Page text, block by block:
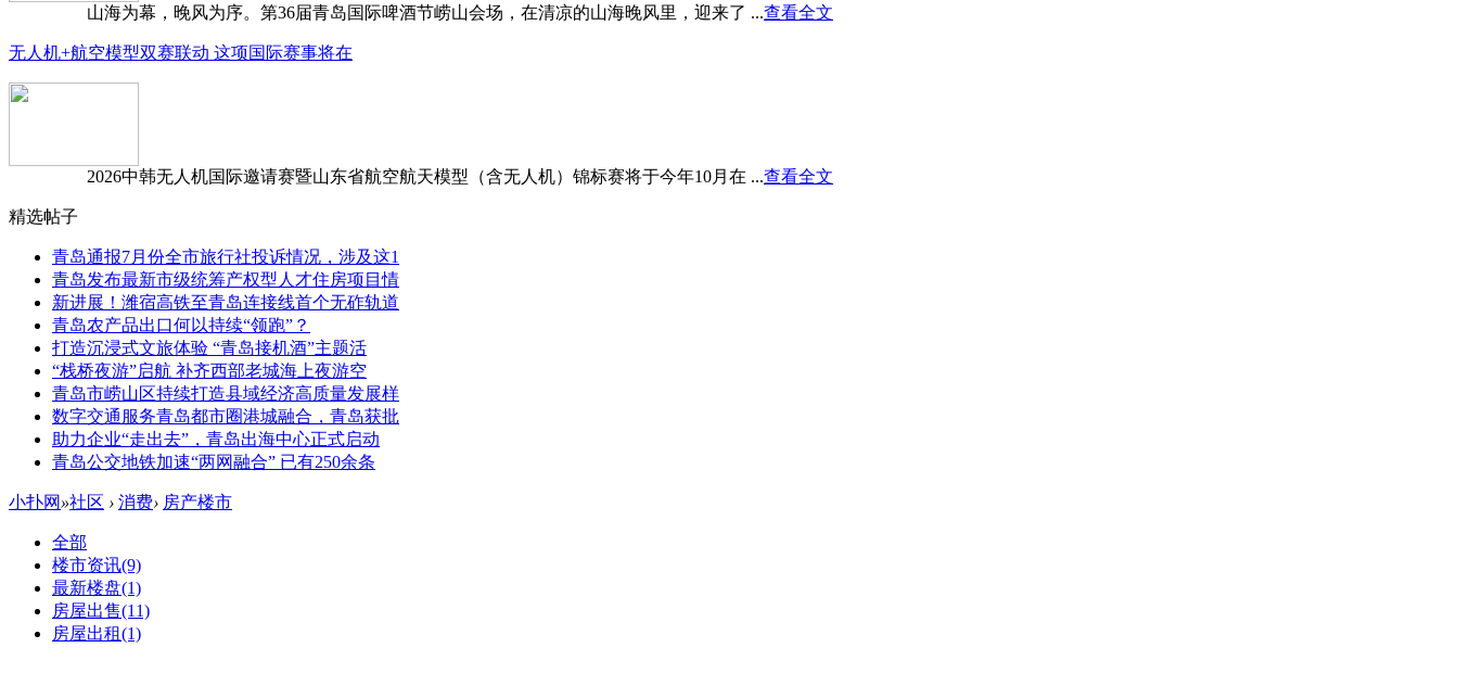
山海为幕，晚风为序。第36届青岛国际啤酒节崂山会场，在清凉的山海晚风里，迎来了 ...查看全文
无人机+航空模型双赛联动 这项国际赛事将在
2026中韩无人机国际邀请赛暨山东省航空航天模型（含无人机）锦标赛将于今年10月在 ...查看全文
精选帖子
青岛通报7月份全市旅行社投诉情况，涉及这1
青岛发布最新市级统筹产权型人才住房项目情
新进展！潍宿高铁至青岛连接线首个无砟轨道
青岛农产品出口何以持续“领跑”？
打造沉浸式文旅体验 “青岛接机酒”主题活
“栈桥夜游”启航 补齐西部老城海上夜游空
青岛市崂山区持续打造县域经济高质量发展样
数字交通服务青岛都市圈港城融合，青岛获批
助力企业“走出去”，青岛出海中心正式启动
青岛公交地铁加速“两网融合” 已有250余条
小扑网 »社区 › 消费› 房产楼市
全部
楼市资讯(9)
最新楼盘(1)
房屋出售(11)
房屋出租(1)